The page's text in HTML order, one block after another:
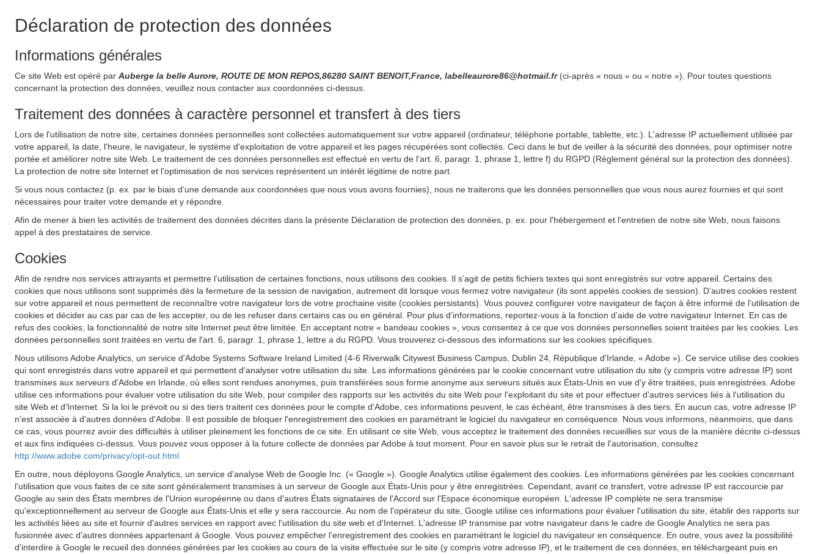
Déclaration de protection des données
Informations générales
Ce site Web est opéré par Auberge la belle Aurore, ROUTE DE MON REPOS,86280 SAINT BENOIT,France, labelleaurore86@hotmail.fr (ci-après « nous » ou « notre »). Pour toutes questions
concernant la protection des données, veuillez nous contacter aux coordonnées ci-dessus.
Traitement des données à caractère personnel et transfert à des tiers
Lors de l'utilisation de notre site, certaines données personnelles sont collectées automatiquement sur votre appareil (ordinateur, téléphone portable, tablette, etc.). L'adresse IP actuellement utilisée par
votre appareil, la date, l'heure, le navigateur, le système d'exploitation de votre appareil et les pages récupérées sont collectés. Ceci dans le but de veiller à la sécurité des données, pour optimiser notre
portée et améliorer notre site Web. Le traitement de ces données personnelles est effectué en vertu de l'art. 6, paragr. 1, phrase 1, lettre f) du RGPD (Règlement général sur la protection des données).
La protection de notre site Internet et l'optimisation de nos services représentent un intérêt légitime de notre part.
Si vous nous contactez (p. ex. par le biais d’une demande aux coordonnées que nous vous avons fournies), nous ne traiterons que les données personnelles que vous nous aurez fournies et qui sont
nécessaires pour traiter votre demande et y répondre.
Afin de mener à bien les activités de traitement des données décrites dans la présente Déclaration de protection des données, p. ex. pour l'hébergement et l'entretien de notre site Web, nous faisons
appel à des prestataires de service.
Cookies
Afin de rendre nos services attrayants et permettre l’utilisation de certaines fonctions, nous utilisons des cookies. Il s’agit de petits fichiers textes qui sont enregistrés sur votre appareil. Certains des
cookies que nous utilisons sont supprimés dès la fermeture de la session de navigation, autrement dit lorsque vous fermez votre navigateur (ils sont appelés cookies de session). D’autres cookies restent
sur votre appareil et nous permettent de reconnaître votre navigateur lors de votre prochaine visite (cookies persistants). Vous pouvez configurer votre navigateur de façon à être informé de l’utilisation de
cookies et décider au cas par cas de les accepter, ou de les refuser dans certains cas ou en général. Pour plus d’informations, reportez-vous à la fonction d’aide de votre navigateur Internet. En cas de
refus des cookies, la fonctionnalité de notre site Internet peut être limitée. En acceptant notre « bandeau cookies », vous consentez à ce que vos données personnelles soient traitées par les cookies. Les
données personnelles sont traitées en vertu de l'art. 6, paragr. 1, phrase 1, lettre a du RGPD. Vous trouverez ci-dessous des informations sur les cookies spécifiques.
Nous utilisons Adobe Analytics, un service d'Adobe Systems Software Ireland Limited (4-6 Riverwalk Citywest Business Campus, Dublin 24, République d'Irlande, « Adobe »). Ce service utilise des cookies
qui sont enregistrés dans votre appareil et qui permettent d'analyser votre utilisation du site. Les informations générées par le cookie concernant votre utilisation du site (y compris votre adresse IP) sont
transmises aux serveurs d'Adobe en Irlande, où elles sont rendues anonymes, puis transférées sous forme anonyme aux serveurs situés aux États-Unis en vue d'y être traitées, puis enregistrées. Adobe
utilise ces informations pour évaluer votre utilisation du site Web, pour compiler des rapports sur les activités du site Web pour l'exploitant du site et pour effectuer d'autres services liés à l'utilisation du
site Web et d'Internet. Si la loi le prévoit ou si des tiers traitent ces données pour le compte d'Adobe, ces informations peuvent, le cas échéant, être transmises à des tiers. En aucun cas, votre adresse IP
n'est associée à d'autres données d'Adobe. Il est possible de bloquer l'enregistrement des cookies en paramétrant le logiciel du navigateur en conséquence. Nous vous informons, néanmoins, que dans
ce cas, vous pourrez avoir des difficultés à utiliser pleinement les fonctions de ce site. En utilisant ce site Web, vous acceptez le traitement des données recueillies sur vous de la manière décrite ci-dessus
et aux fins indiquées ci-dessus. Vous pouvez vous opposer à la future collecte de données par Adobe à tout moment. Pour en savoir plus sur le retrait de l’autorisation, consultez
http://www.adobe.com/privacy/opt-out.html
En outre, nous déployons Google Analytics, un service d'analyse Web de Google Inc. (« Google »). Google Analytics utilise également des cookies. Les informations générées par les cookies concernant
l'utilisation que vous faites de ce site sont généralement transmises à un serveur de Google aux États-Unis pour y être enregistrées. Cependant, avant ce transfert, votre adresse IP est raccourcie par
Google au sein des États membres de l'Union européenne ou dans d'autres États signataires de l'Accord sur l'Espace économique européen. L'adresse IP complète ne sera transmise
qu'exceptionnellement au serveur de Google aux États-Unis et elle y sera raccourcie. Au nom de l'opérateur du site, Google utilise ces informations pour évaluer l'utilisation du site, établir des rapports sur
les activités liées au site et fournir d'autres services en rapport avec l'utilisation du site web et d'Internet. L'adresse IP transmise par votre navigateur dans le cadre de Google Analytics ne sera pas
fusionnée avec d'autres données appartenant à Google. Vous pouvez empêcher l'enregistrement des cookies en paramétrant le logiciel du navigateur en conséquence. En outre, vous avez la possibilité
d'interdire à Google le recueil des données générées par les cookies au cours de la visite effectuée sur le site (y compris votre adresse IP), et le traitement de ces données, en téléchargeant puis en